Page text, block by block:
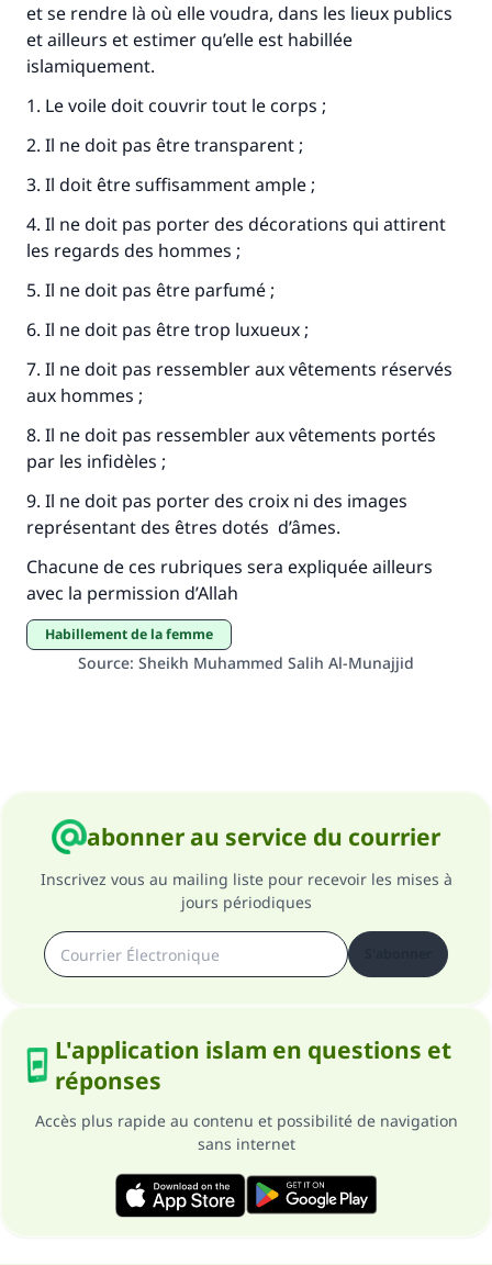
et se rendre là où elle voudra, dans les lieux publics
et ailleurs et estimer qu’elle est habillée
islamiquement.
1. Le voile doit couvrir tout le corps ;
2. Il ne doit pas être transparent ;
3. Il doit être suffisamment ample ;
4. Il ne doit pas porter des décorations qui attirent
les regards des hommes ;
5. Il ne doit pas être parfumé ;
6. Il ne doit pas être trop luxueux ;
7. Il ne doit pas ressembler aux vêtements réservés
aux hommes ;
8. Il ne doit pas ressembler aux vêtements portés
par les infidèles ;
9. Il ne doit pas porter des croix ni des images
représentant des êtres dotés d’âmes.
Chacune de ces rubriques sera expliquée ailleurs
avec la permission d’Allah
Habillement de la femme
Source: Sheikh Muhammed Salih Al-Munajjid
abonner au service du courrier
Inscrivez vous au mailing liste pour recevoir les mises à
jours périodiques
L'application islam en questions et
réponses
Accès plus rapide au contenu et possibilité de navigation
sans internet
Faites une différence dans la vie de
millions de personnes grâce à votre
contribution
Le Messager d'Allah (Paix sur lui) a dit:
même récompense que celui qui le fait."
Soutenez IslamQA